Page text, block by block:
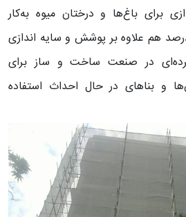
برای باغ‌ها و درختان میوه به‌کار
از توری شید 30 درصد هم علاوه بر پوشش و سایه اندازی
در صنعت ساخت و ساز برای
و بناهای در حال احداث استفاده